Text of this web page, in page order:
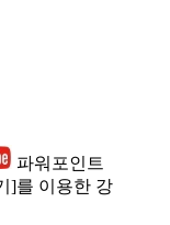
파워포인트
]를 이용한 강